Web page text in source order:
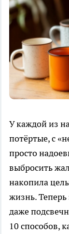
У каждой из
потёртые, с
просто
выбросить
накопила
жизнь.
даже
10 способов,